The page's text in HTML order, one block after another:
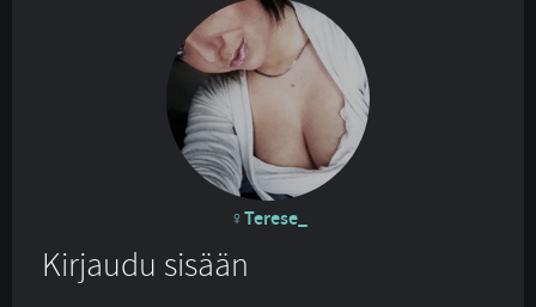
Terese_
Kirjaudu sisään